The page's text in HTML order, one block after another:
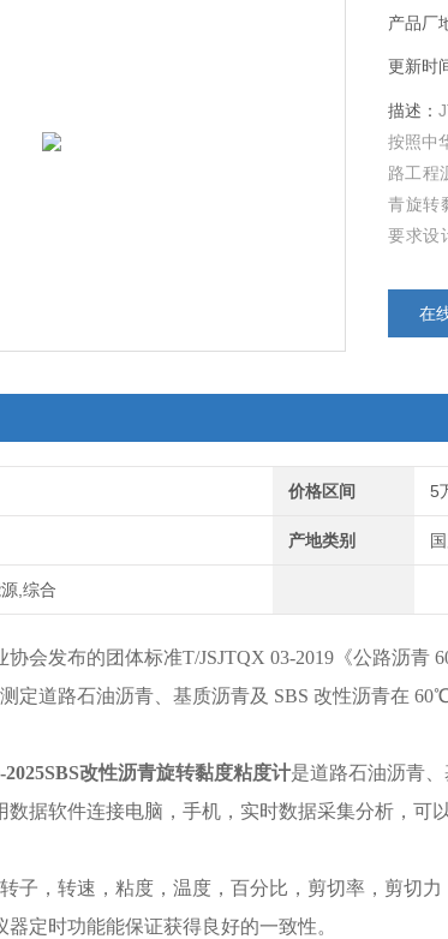
产品厂
更新时
描述：
按照中
路工程
青旋转
要求设
在
价格区间 5
产地类别
,综合
会发布的团体标准T/JSJTQX 03-2019《公路沥青
定道路石油沥青、基质沥青及 SBS 改性沥青在
2025SBS改性沥青旋转黏度粘度计是道路石油沥青、
数据软件连接电脑，手机，实时数据采集分析，可
子，转速，粘度，温度，百分比，剪切率，剪切
定时功能能保证获得良好的一致性。